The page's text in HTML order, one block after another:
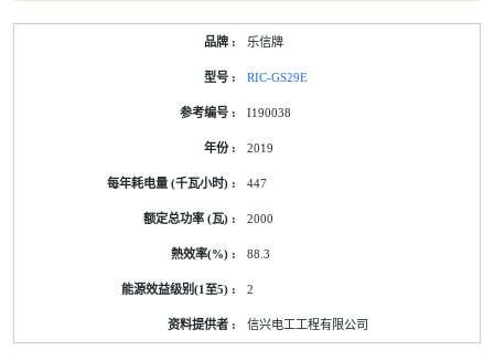
乐信牌
RIC-GS29E
I190038
2019
447
2000
88.3
2
信兴电工工程有限公司